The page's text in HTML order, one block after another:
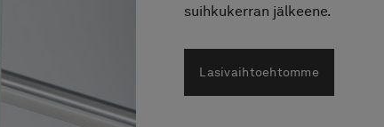
suihkukerran jälkeene.
Lasivaihtoehtomme